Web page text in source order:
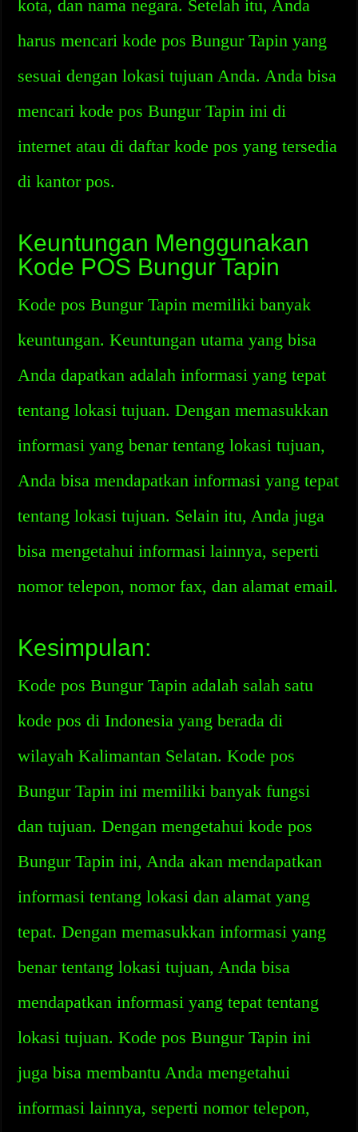
kota, dan nama negara. Setelah itu, Anda
harus mencari kode pos Bungur Tapin yang
sesuai dengan lokasi tujuan Anda. Anda bisa
mencari kode pos Bungur Tapin ini di
internet atau di daftar kode pos yang tersedia
di kantor pos.
Keuntungan Menggunakan
Kode POS Bungur Tapin
Kode pos Bungur Tapin memiliki banyak
keuntungan. Keuntungan utama yang bisa
Anda dapatkan adalah informasi yang tepat
tentang lokasi tujuan. Dengan memasukkan
informasi yang benar tentang lokasi tujuan,
Anda bisa mendapatkan informasi yang tepat
tentang lokasi tujuan. Selain itu, Anda juga
bisa mengetahui informasi lainnya, seperti
nomor telepon, nomor fax, dan alamat email.
Kesimpulan:
Kode pos Bungur Tapin adalah salah satu
kode pos di Indonesia yang berada di
wilayah Kalimantan Selatan. Kode pos
Bungur Tapin ini memiliki banyak fungsi
dan tujuan. Dengan mengetahui kode pos
Bungur Tapin ini, Anda akan mendapatkan
informasi tentang lokasi dan alamat yang
tepat. Dengan memasukkan informasi yang
benar tentang lokasi tujuan, Anda bisa
mendapatkan informasi yang tepat tentang
lokasi tujuan. Kode pos Bungur Tapin ini
juga bisa membantu Anda mengetahui
informasi lainnya, seperti nomor telepon,